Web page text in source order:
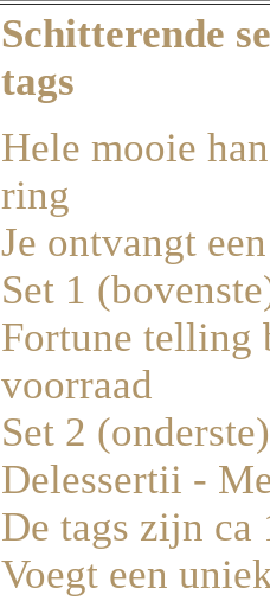
Schitterende
tags
Hele mooie
ring
Je ontvangt
Set 1
Fortune telling
voorraad
Set 2
Delessertii -
De tags zijn
Voegt een